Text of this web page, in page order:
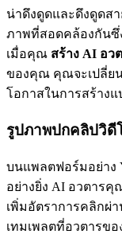
น่าดึงดูดและดึงดูดส
ภาพที่สอดคล้องกัน
เมื่อคุณ สร้าง AI อว
ของคุณ คุณจะเปลี่ย
โอกาสในการสร้าง
รูปภาพปกคลิปวิดี
บนแพลตฟอร์มอย่าง
อย่างยิ่ง AI อวตาร
เพิ่มอัตราการคลิกผ่
เทมเพลตที่อวตารข